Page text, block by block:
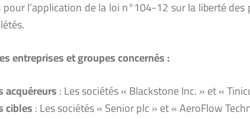
l’application de la loi n°104-12 sur la liberté
entreprises et groupes concernés :
acquéreurs: Les sociétés « Blackstone Inc. » et «
cibles: Les sociétés « Senior plc » et « AeroFlow